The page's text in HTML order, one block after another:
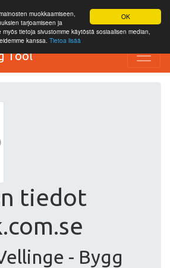
OK
muokkaamiseen,
tarjoamiseen ja
tietoja sivustomme käytöstä sosiaalisen median,
kanssa. Tietoa lisää
Tool
tiedot
- Bygg